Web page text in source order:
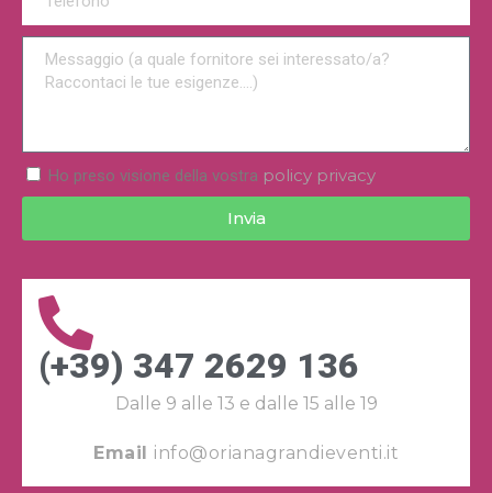
Ho preso visione della vostra policy privacy
Invia
(+39) 347 2629 136
Dalle 9 alle 13 e dalle 15 alle 19
Email info@orianagrandieventi.it